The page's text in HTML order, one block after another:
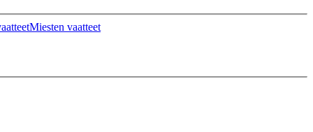
Miesten vaatteet